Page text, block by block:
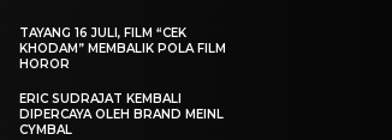
TAYANG 16 JULI, FILM “CEK
KHODAM” MEMBALIK POLA FILM
HOROR
ERIC SUDRAJAT KEMBALI
DIPERCAYA OLEH BRAND MEINL
CYMBAL